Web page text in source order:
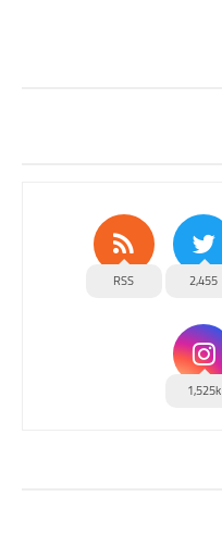
2,455
RSS
1,525k